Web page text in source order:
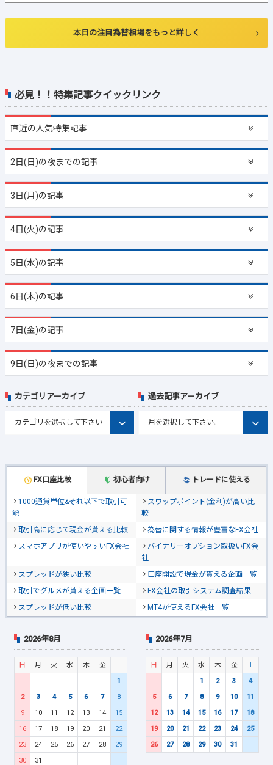
必見！！特集記事クイックリンク
直近の人気特集記事
2日(日)の夜までの記事
3日(月)の記事
4日(火)の記事
5日(水)の記事
6日(木)の記事
7日(金)の記事
9日(日)の夜までの記事
本日の注目為替相場をもっと詳しく
FX口座比較 初心者向け トレードに使える
1000通貨単位&それ以下で取引可
能
スワップポイント(金利)が高い比
較
取引高に応じて現金が貰える比較
為替に関する情報が豊富なFX会社
スマホアプリが使いやすいFX会社
バイナリーオプション取扱いFX会
社
スプレッドが狭い比較
口座開設で現金が貰える企画一覧
取引でグルメが貰える企画一覧
FX会社の取引システム調査結果
スプレッドが低い比較
MT4が使えるFX会社一覧
カテゴリアーカイブ 過去記事アーカイブ
2026年8月
日 月 火 水 木 金
土
1
2
3 4 5 6 7
8
9
10 11 12 13 14
15
16
17 18 19 20 21
22
23
24 25 26 27 28
29
30
31
2026年7月
日 月 火 水 木 金
土
1
2 3
4
5
6 7 8 9 10
11
12
13 14 15 16 17
18
19
20 21 22 23 24
25
26
27 28 29 30 31